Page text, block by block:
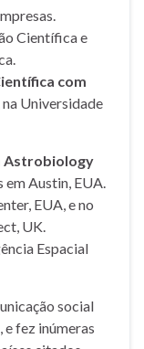
Científica e
com
na Universidade
Astrobiology
em Austin, EUA.
EUA, e no
UK.
Espacial
social
fez inúmeras